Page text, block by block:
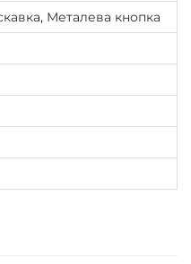
, Металева кнопка